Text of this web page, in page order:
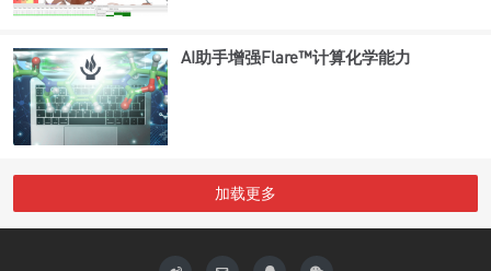
AI助手增强Flare™计算化学能力
加载更多